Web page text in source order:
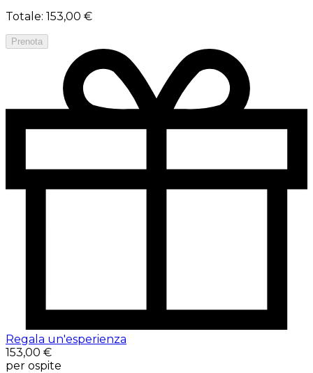
Totale: 153,00 €
Prenota
Regala un'esperienza
153,00 €
per ospite